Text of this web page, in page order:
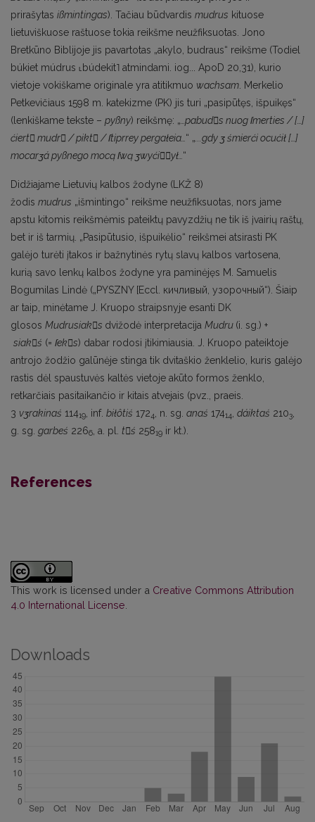
prirašytas ißmintingas). Tačiau būdvardis mudrus kituose
lietuviškuose raštuose tokia reikšme neužfiksuotas. Jono
Bretkūno Biblijoje jis pavartotas „akylo, budraus“ reikšme (Todiel
búkiet múdrus ˪búdekit˥ atmindami. iog... ApoD 20,31), kurio
vietoje vokiškame originale yra atitikmuo wachsam . Merkelio
Petkevičiaus 1598 m. katekizme (PK) jis turi „pasipūtęs, išpuikęs“
(lenkiškame tekste – pyßny) reikšmę: „ …pabuds nuog ſmerties / […]
ćiert mudr / pikt / ſtiprrey pergałeia… “ „ ...gdy ʒ śmierći ocućił […]
mocarʒá pyßnego mocą ſwą ʒwyćiył… “
Didžiajame Lietuvių kalbos žodyne (LKŽ 8)
žodis mudrus „išmintingo“ reikšme neužfiksuotas, nors jame
apstu kitomis reikšmėmis pateiktų pavyzdžių ne tik iš įvairių raštų,
bet ir iš tarmių. „Pasipūtusio, išpuikėlio“ reikšmei atsirasti PK
galėjo turėti įtakos ir bažnytinės rytų slavų kalbos vartosena,
kurią savo lenkų kalbos žodyne yra paminėjęs M. Samuelis
Bogumilas Lindė („PYSZNY [Eccl. кичливый, узорочный“). Šiaip
ar taip, minėtame J. Kruopo straipsnyje esanti DK
glosos Mudrusiaks dvižodė interpretacija Mudru (i. sg.) +
siakś (= ſeks) dabar rodosi įtikimiausia. J. Kruopo pateiktoje
antrojo žodžio galūnėje stinga tik dvitaškio ženklelio, kuris galėjo
rastis dėl spaustuvės kaltės vietoje akūto formos ženklo,
retkarčiais pasitaikančio ir kitais atvejais (pvz., praeis.
3 vʒrakinaś 11419 , inf. biłôtiś 1724 , n. sg. anaś 17414 dáiktaś 2103
g. sg. garbeś 2266 , a. pl. tś 25819 ir kt.).
References
This work is licensed under a Creative Commons Attribution
4.0 International License
Downloads